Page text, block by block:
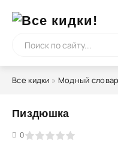
Все кидки » Модный
Пиздюшка
0